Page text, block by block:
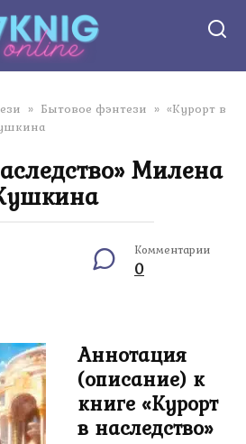
» Бытовое фэнтези » «Курорт в
Милена
Комментарии
0
Аннотация
(описание) к
книге «Курорт
в наследство»